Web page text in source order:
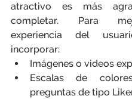
atractivo es más
completar. Para
experiencia del
incorporar:
Imágenes o videos
Escalas de
preguntas de tipo